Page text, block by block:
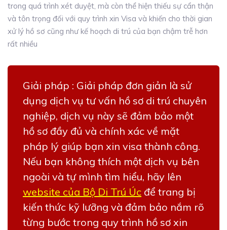
trong quá trình xét duyệt, mà còn thể hiện thiếu sự cẩn thận
và tôn trọng đối với quy trình xin Visa và khiến cho thời gian
xử lý hồ sơ cũng như kế hoạch di trú của bạn chậm trễ hơn
rất nhiều
Giải pháp : Giải pháp đơn giản là sử
dụng dịch vụ tư vấn hồ sơ di trú chuyên
nghiệp, dịch vụ này sẽ đảm bảo một
hồ sơ đầy đủ và chính xác về mặt
pháp lý giúp bạn xin visa thành công.
Nếu bạn không thích một dịch vụ bên
ngoài và tự mình tìm hiểu, hãy lên
website của Bộ Di Trú Úc để trang bị
kiến thức kỹ lưỡng và đảm bảo nắm rõ
từng bước trong quy trình hồ sơ xin